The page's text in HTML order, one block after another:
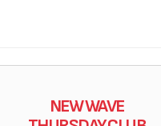
NEW WAVE